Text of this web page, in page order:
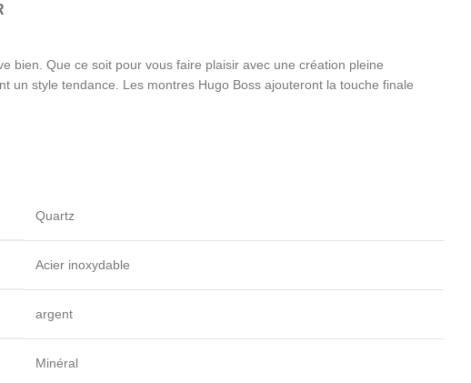
bien. Que ce soit pour vous faire plaisir avec une création pleine
un style tendance. Les montres Hugo Boss ajouteront la touche finale
Quartz
Acier inoxydable
argent
Minéral